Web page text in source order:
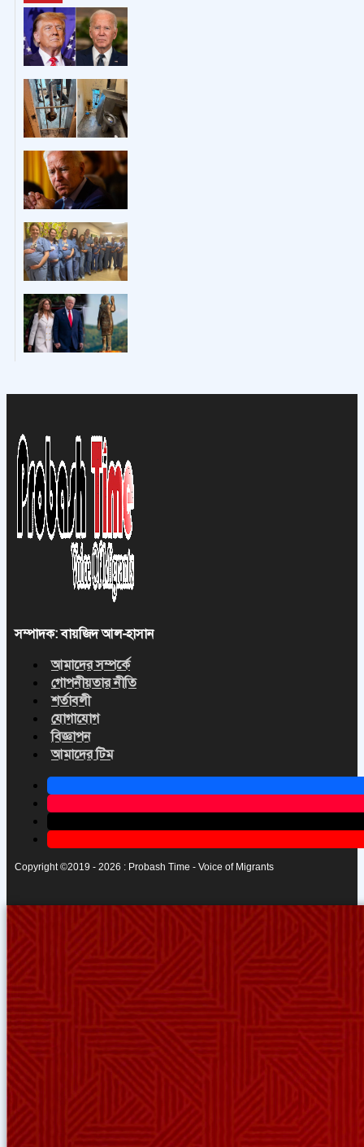
সম্পাদক: বায়জিদ আল-হাসান
আমাদের সম্পর্কে
গোপনীয়তার নীতি
শর্তাবলী
যোগাযোগ
বিজ্ঞাপন
আমাদের টিম
Copyright ©2019 - 2026 : Probash Time - Voice of Migrants